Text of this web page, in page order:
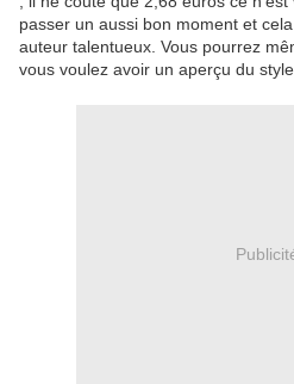
passer un aussi bon moment et
auteur talentueux. Vous pourrez
vous voulez avoir un aperçu du